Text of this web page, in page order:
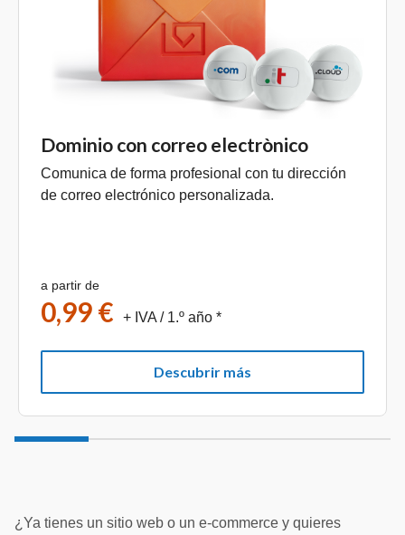
Dominio con correo electrònico
Comunica de forma profesional con tu dirección
de correo electrónico personalizada.
a partir de
0,99 € + IVA / 1.º año *
Descubrir más
¿Ya tienes un sitio web o un e-commerce y quieres